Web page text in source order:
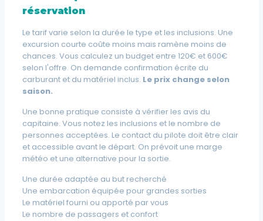
réservation
Le tarif varie selon la durée le type et les inclusions. Une
excursion courte coûte moins mais ramène moins de
chances. Vous calculez un budget entre 120€ et 600€
selon l'offre. On demande confirmation écrite du
carburant et du matériel inclus. Le prix change selon
saison.
Une bonne pratique consiste à vérifier les avis du
capitaine. Vous notez les inclusions et le nombre de
personnes acceptées. Le contact du pilote doit être clair
et accessible avant le départ. On prévoit une marge
météo et une alternative pour la sortie.
Une durée adaptée au but recherché
Une embarcation équipée pour grandes sorties
Le matériel fourni ou apporté par vous
Le nombre de passagers et confort